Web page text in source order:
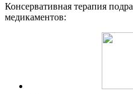
Консервативная терапия
медикаментов: